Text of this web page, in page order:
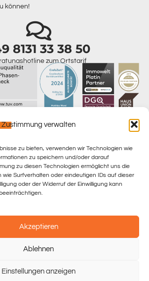
Zustimmung verwalten
zu bieten, verwenden wir Technologien wie
zu speichern und/oder darauf
zu diesen Technologien ermöglicht uns die
wie Surfverhalten oder eindeutigen IDs auf dieser
oder der Widerruf der Einwilligung kann
Akzeptieren
Ablehnen
Einstellungen anzeigen
können!
8131 33 38 50
zum Ortstarif